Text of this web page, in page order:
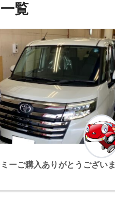
覧
ミーご購入ありがとうございま